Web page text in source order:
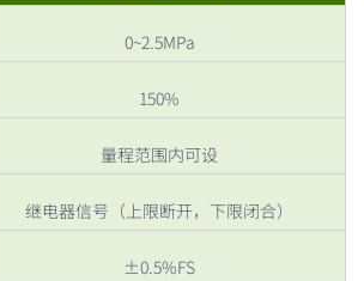
0~2.5MPa
150%
量程范围内可设
继电器信号（上限断开，下限闭合）
±0.5%FS